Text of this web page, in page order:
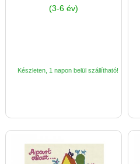
(3-6 év)
Készleten, 1 napon belül szállítható!